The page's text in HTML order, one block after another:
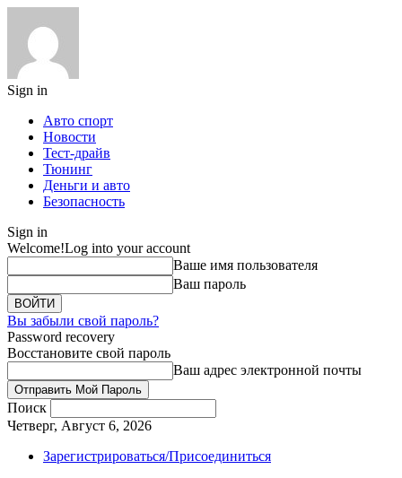
Sign in
Авто спорт
Новости
Тест-драйв
Тюнинг
Деньги и авто
Безопасность
Sign in
Welcome!Log into your account
Ваше имя пользователя
Ваш пароль
Вы забыли свой пароль?
Password recovery
Восстановите свой пароль
Ваш адрес электронной почты
Поиск
Четверг, Август 6, 2026
Зарегистрироваться/Присоединиться